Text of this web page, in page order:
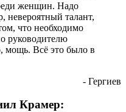
женщин. Надо
невероятный талант,
что необходимо
руководителю
мощь. Всё это было в
- Гергиев
Крамер: